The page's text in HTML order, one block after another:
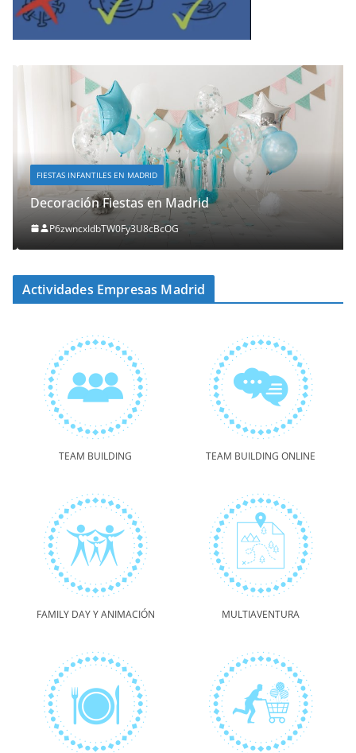
FIESTAS INFANTILES EN MADRID
Decoración Fiestas en Madrid
P6zwncxIdbTW0Fy3U8cBcOG
Actividades Empresas Madrid
TEAM BUILDING TEAM BUILDING ONLINE
FAMILY DAY Y ANIMACIÓN MULTIAVENTURA